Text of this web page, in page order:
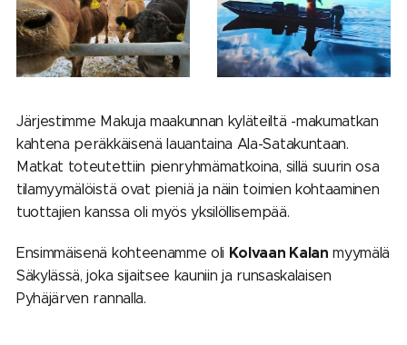
Järjestimme Makuja maakunnan kyläteiltä -makumatkan
kahtena peräkkäisenä lauantaina Ala-Satakuntaan.
Matkat toteutettiin pienryhmämatkoina, sillä suurin osa
tilamyymälöistä ovat pieniä ja näin toimien kohtaaminen
tuottajien kanssa oli myös yksilöllisempää.
Ensimmäisenä kohteenamme oli Kolvaan Kalan myymälä
Säkylässä, joka sijaitsee kauniin ja runsaskalaisen
Pyhäjärven rannalla.